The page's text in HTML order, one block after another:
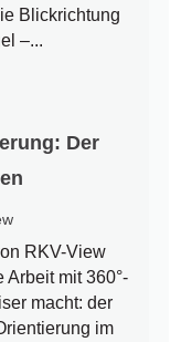
Blickrichtung
–...
Der
RKV-View
mit 360°-
macht: der
im